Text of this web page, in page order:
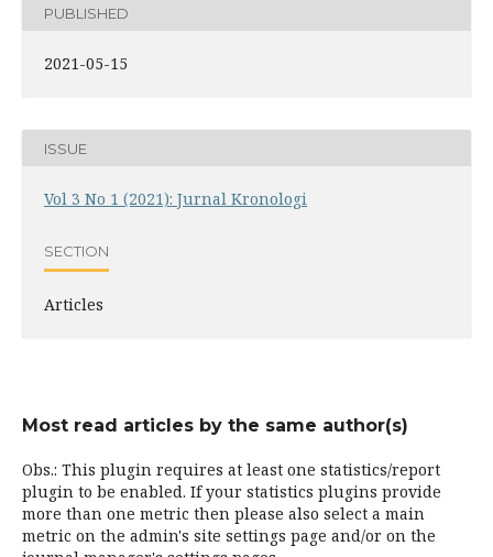
PUBLISHED
2021-05-15
ISSUE
Vol 3 No 1 (2021): Jurnal Kronologi
SECTION
Articles
Most read articles by the same author(s)
Obs.: This plugin requires at least one statistics/report
plugin to be enabled. If your statistics plugins provide
more than one metric then please also select a main
metric on the admin's site settings page and/or on the